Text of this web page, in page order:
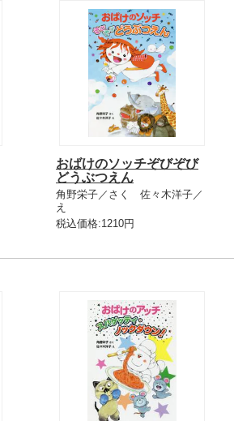
おばけのソッチぞびぞび
どうぶつえん
角野栄子／さく 佐々木洋子／
え
税込価格:1210円